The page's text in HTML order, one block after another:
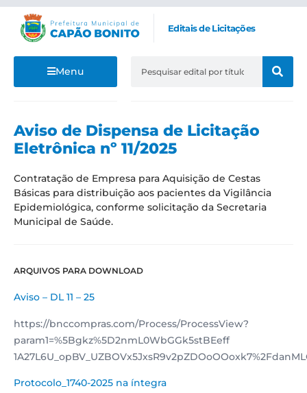
Editais de Licitações
Menu
Aviso de Dispensa de Licitação
Eletrônica nº 11/2025
Contratação de Empresa para Aquisição de Cestas
Básicas para distribuição aos pacientes da Vigilância
Epidemiológica, conforme solicitação da Secretaria
Municipal de Saúde.
ARQUIVOS PARA DOWNLOAD
Aviso – DL 11 – 25
https://bnccompras.com/Process/ProcessView?
param1=%5Bgkz%5D2nmL0WbGGk5stBEeff
Protocolo_1740-2025 na íntegra